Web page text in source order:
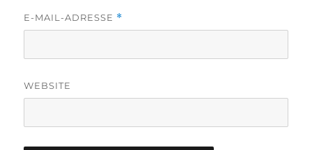
E-MAIL-ADRESSE *
WEBSITE